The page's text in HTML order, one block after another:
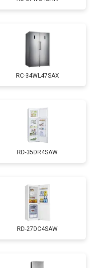
RС-34WL47SAX
RD-35DR4SAW
RD-27DC4SAW